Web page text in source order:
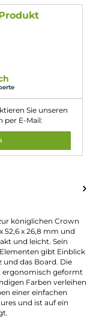
Farbvarianten erhältlich,
verleihen.
Uwell Crown M Pod
mechanisch durch
Verbindung
Akku des Uwell
über den USB Typ-C
des Kits verbessert und
Chic & Modisch